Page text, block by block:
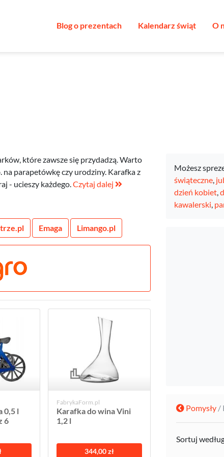
Blog o prezentach Kalendarz świąt O
które zawsze się przydadzą. Warto
parapetówkę czy urodziny. Karafka z
- ucieszy każdego.Czytaj dalej
Emaga Limango.pl
0,5 l
6
FabrykaForm.pl
Karafka do wina Vini
1,2 l
344,00 zł
Możesz
świąteczne,
dzień kobiet,
kawalerski,
Pomysły /
Sortuj